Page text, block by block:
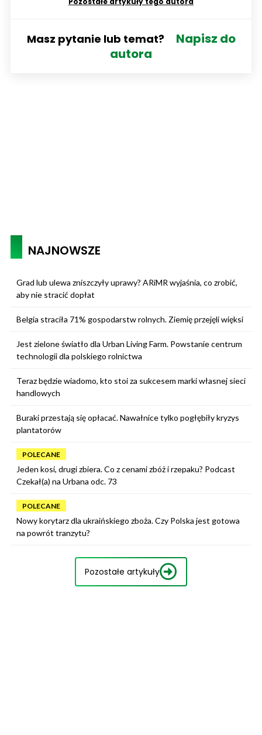
Masz pytanie lub temat?
Napisz do
autora
NAJNOWSZE
Grad lub ulewa zniszczyły uprawy? ARiMR wyjaśnia, co zrobić,
aby nie stracić dopłat
Belgia straciła 71% gospodarstw rolnych. Ziemię przejęli więksi
Jest zielone światło dla Urban Living Farm. Powstanie centrum
technologii dla polskiego rolnictwa
Teraz będzie wiadomo, kto stoi za sukcesem marki własnej sieci
handlowych
Buraki przestają się opłacać. Nawałnice tylko pogłębiły kryzys
plantatorów
POLECANE
Jeden kosi, drugi zbiera. Co z cenami zbóż i rzepaku? Podcast
Czekał(a) na Urbana odc. 73
POLECANE
Nowy korytarz dla ukraińskiego zboża. Czy Polska jest gotowa
na powrót tranzytu?
Pozostałe artykuły